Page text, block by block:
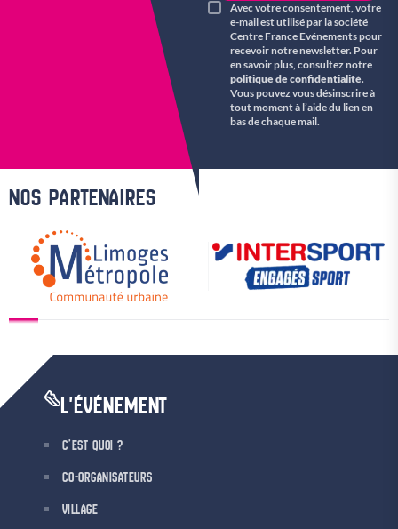
Avec votre consentement, votre
e-mail est utilisé par la société
Centre France Evénements pour
recevoir notre newsletter. Pour
en savoir plus, consultez notre
politique de confidentialité.
Vous pouvez vous désinscrire à
tout moment à l’aide du lien en
bas de chaque mail.
NOS PARTENAIRES
L'ÉVÉNEMENT
C’EST QUOI ?
CO-ORGANISATEURS
VILLAGE